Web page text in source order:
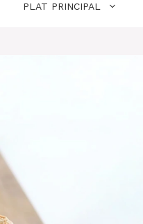
PLAT PRINCIPAL